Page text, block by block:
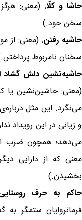
حاشا و کلّا. (معنی:
سخن خود.)
حاشیه رفتن. (معنی: از
سخنان نامربوط
حاشیه‌نشین دلش
(معنی: حاشین‌نشین یا
می‌نگرد. این مثل
و زیانی در این رویداد
می‌دهد؛ همچون ضرب
معنی که از دارایی
بخشیدن.)
حاکم به حرف
فرمانروایان ستمگر